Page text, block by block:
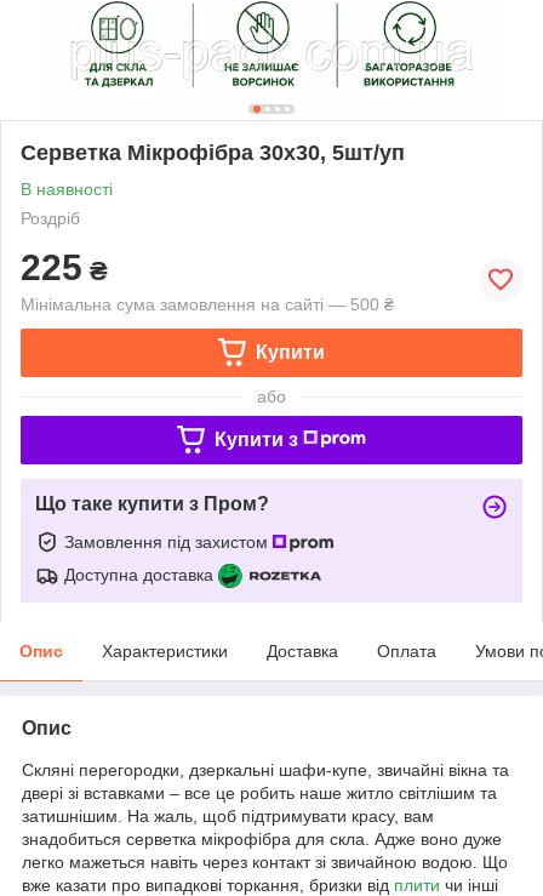
Серветка Мікрофібра 30х30, 5шт/уп
В наявності
Роздріб
225 ₴
Мінімальна сума замовлення на сайті — 500 ₴
Купити
або
Купити з
Що таке купити з Пром?
Замовлення під захистом
Доступна доставка
Опис Характеристики Доставка Оплата Умови
Опис
Скляні перегородки, дзеркальні шафи-купе, звичайні вікна та
двері зі вставками – все це робить наше житло світлішим та
затишнішим. На жаль, щоб підтримувати красу, вам
знадобиться серветка мікрофібра для скла. Адже воно дуже
легко мажеться навіть через контакт зі звичайною водою. Що
вже казати про випадкові торкання, бризки від плити чи інші